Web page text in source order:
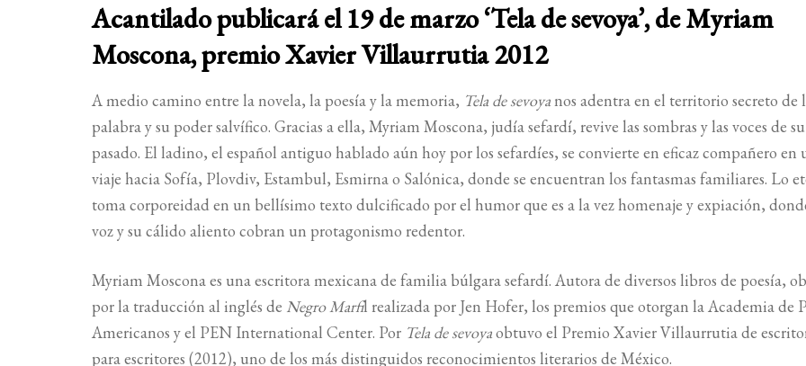
Acantilado publicará el 19 de marzo ‘Tela de sevoya’, de Myriam
Moscona, premio Xavier Villaurrutia 2012
A medio camino entre la novela, la poesía y la memoria, Tela de sevoyanos adentra en el territorio secreto de
palabra y su poder salvífico. Gracias a ella, Myriam Moscona, judía sefardí, revive las sombras y las voces de su
pasado. El ladino, el español antiguo hablado aún hoy por los sefardíes, se convierte en eficaz compañero en
viaje hacia Sofía, Plovdiv, Estambul, Esmirna o Salónica, donde se encuentran los fantasmas familiares. Lo
toma corporeidad en un bellísimo texto dulcificado por el humor que es a la vez homenaje y expiación,
voz y su cálido aliento cobran un protagonismo redentor.
Myriam Moscona es una escritora mexicana de familia búlgara sefardí. Autora de diversos libros de poesía,
por la traducción al inglés de Negro Marfil realizada por Jen Hofer, los premios que otorgan la Academia de
Americanos y el PEN International Center. Por Tela de sevoyaobtuvo el Premio Xavier Villaurrutia de
para escritores (2012), uno de los más distinguidos reconocimientos literarios de México.